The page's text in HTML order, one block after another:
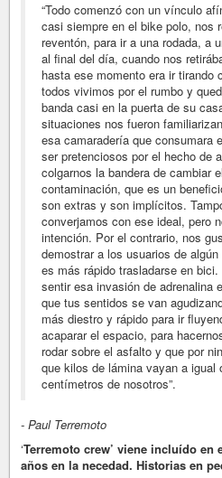
“Todo comenzó con un vínculo
casi siempre en el bike polo, nos
reventón, para ir a una rodada, a
al final del día, cuando nos
hasta ese momento era ir tirando
todos vivimos por el rumbo y
banda casi en la puerta de su
situaciones nos fueron
esa camaradería que consumara
ser pretenciosos por el hecho de
colgarnos la bandera de cambiar
contaminación, que es un
son extras y son implícitos.
converjamos con ese ideal, pero
intención. Por el contrario, nos
demostrar a los usuarios de
es más rápido trasladarse en
sentir esa invasión de adrenalina
que tus sentidos se van
más diestro y rápido para ir
acaparar el espacio, para
rodar sobre el asfalto y que por
que kilos de lámina vayan a igual
centímetros de nosotros”.
- Paul Terremoto
‘Terremoto crew’ viene incluído en
años en la necedad. Historias en